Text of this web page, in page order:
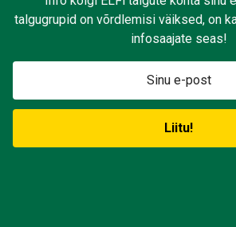
talgugrupid on võrdlemisi väiksed, on
infosaajate seas!